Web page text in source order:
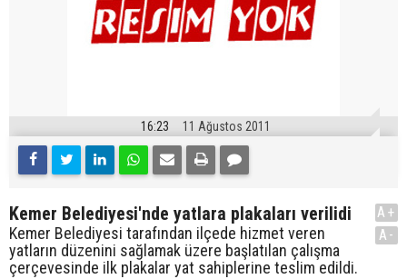
16:23 11 Ağustos 2011
Kemer Belediyesi'nde yatlara plakaları verilidi
Kemer Belediyesi tarafından ilçede hizmet veren
yatların düzenini sağlamak üzere başlatılan çalışma
çerçevesinde ilk plakalar yat sahiplerine teslim edildi.
A+
A-